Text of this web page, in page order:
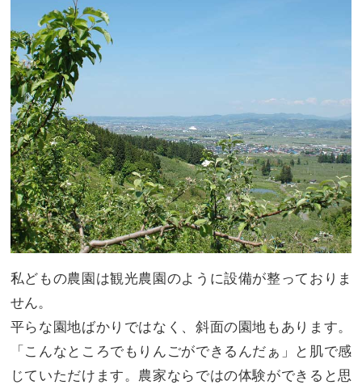
私どもの農園は観光農園のように設備が整っておりま
せん。
平らな園地ばかりではなく、斜面の園地もあります。
「こんなところでもりんごができるんだぁ」と肌で感
じていただけます。農家ならではの体験ができると思